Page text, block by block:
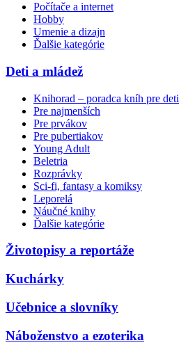
Počítače a internet
Hobby
Umenie a dizajn
Ďalšie kategórie
Deti a mládež
Knihorad – poradca kníh pre deti
Pre najmenších
Pre prvákov
Pre pubertiakov
Young Adult
Beletria
Rozprávky
Sci-fi, fantasy a komiksy
Leporelá
Náučné knihy
Ďalšie kategórie
Životopisy a reportáže
Kuchárky
Učebnice a slovníky
Náboženstvo a ezoterika